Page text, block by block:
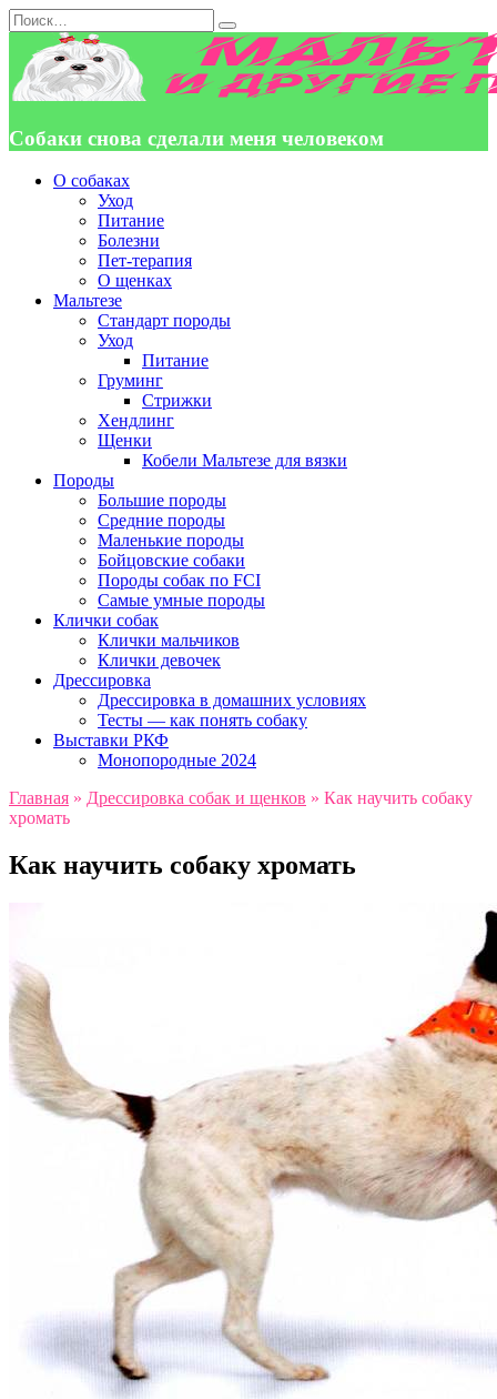
Перейти
к
содержанию
Search
for:
Собаки снова сделали меня человеком
О собаках
Уход
Питание
Болезни
Пет-терапия
О щенках
Мальтезе
Стандарт породы
Уход
Питание
Груминг
Стрижки
Хендлинг
Щенки
Кобели Мальтезе для вязки
Породы
Большие породы
Средние породы
Маленькие породы
Бойцовские собаки
Породы собак по FCI
Самые умные породы
Клички собак
Клички мальчиков
Клички девочек
Дрессировка
Дрессировка в домашних условиях
Тесты — как понять собаку
Выставки РКФ
Монопородные 2024
Главная » Дрессировка собак и щенков » Как научить собаку
хромать
Как научить собаку хромать